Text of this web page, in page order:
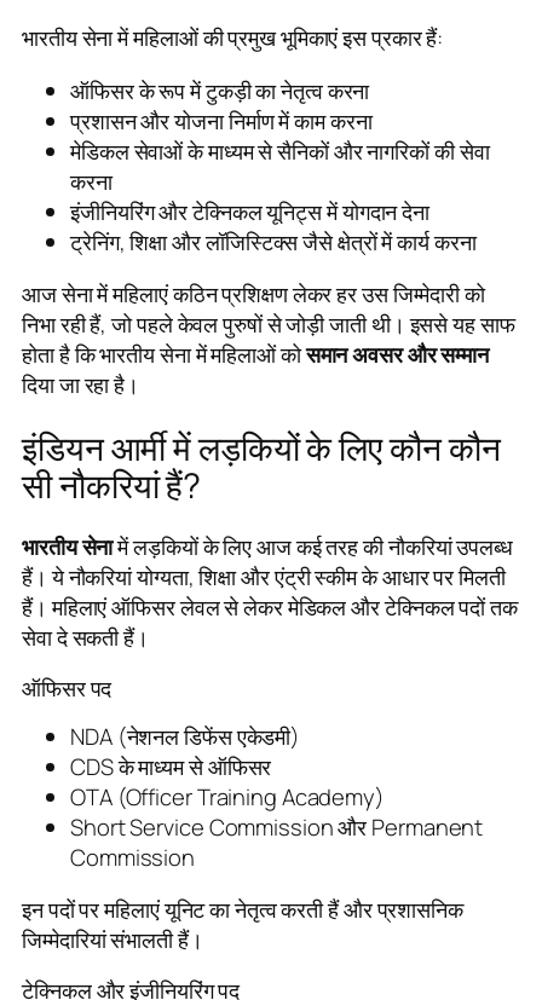
भारतीय सेना में महिलाओं की प्रमुख भूमिकाएं इस प्रकार हैं:
ऑफिसर के रूप में टुकड़ी का नेतृत्व करना
प्रशासन और योजना निर्माण में काम करना
मेडिकल सेवाओं के माध्यम से सैनिकों और नागरिकों की सेवा
करना
इंजीनियरिंग और टेक्निकल यूनिट्स में योगदान देना
ट्रेनिंग, शिक्षा और लॉजिस्टिक्स जैसे क्षेत्रों में कार्य करना
आज सेना में महिलाएं कठिन प्रशिक्षण लेकर हर उस जिम्मेदारी को
निभा रही हैं, जो पहले केवल पुरुषों से जोड़ी जाती थी। इससे यह साफ
होता है कि भारतीय सेना में महिलाओं कोसमान अवसर और सम्मान
दिया जा रहा है।
इंडियन आर्मी में लड़कियों के लिए कौन कौन
सी नौकरियां हैं?
भारतीय सेनामें लड़कियों के लिए आज कई तरह की नौकरियां उपलब्ध
हैं। ये नौकरियां योग्यता, शिक्षा और एंट्री स्कीम के आधार पर मिलती
हैं। महिलाएं ऑफिसर लेवल से लेकर मेडिकल और टेक्निकल पदों तक
सेवा दे सकती हैं।
ऑफिसर पद
NDA (नेशनल डिफेंस एकेडमी)
CDS के माध्यम से ऑफिसर
OTA (Officer Training Academy)
Short Service Commission और Permanent
Commission
इन पदों पर महिलाएं यूनिट का नेतृत्व करती हैं और प्रशासनिक
जिम्मेदारियां संभालती हैं।
टेक्निकल और इंजीनियरिंग पद